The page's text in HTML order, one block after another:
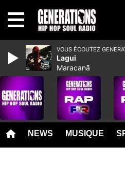
NEWS MUSIQUE
VOUS ÉCOUTEZ
Lagui
Maracanã